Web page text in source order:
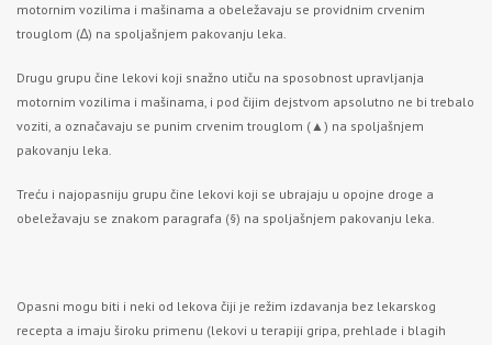
motornim vozilima i mašinama a obeležavaju se providnim crvenim
trouglom (∆) na spoljašnjem pakovanju leka.
Drugu grupu čine lekovi koji snažno utiču na sposobnost upravljanja
motornim vozilima i mašinama, i pod čijim dejstvom apsolutno ne bi trebalo
voziti, a označavaju se punim crvenim trouglom (▲) na spoljašnjem
pakovanju leka.
Treću i najopasniju grupu čine lekovi koji se ubrajaju u opojne droge a
obeležavaju se znakom paragrafa (§) na spoljašnjem pakovanju leka.
Opasni mogu biti i neki od lekova čiji je režim izdavanja bez lekarskog
recepta a imaju široku primenu (lekovi u terapiji gripa, prehlade i blagih